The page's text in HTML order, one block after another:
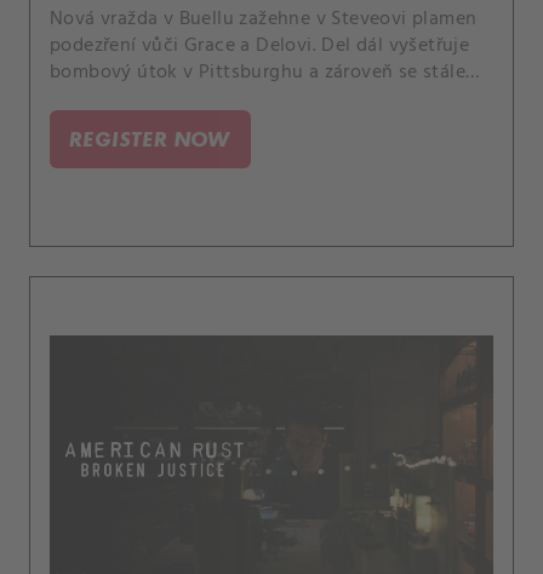
Nová vražda v Buellu zažehne v Steveovi plamen
podezření vůči Grace a Delovi. Del dál vyšetřuje
bombový útok v Pittsburghu a zároveň se stále
REGISTER NOW